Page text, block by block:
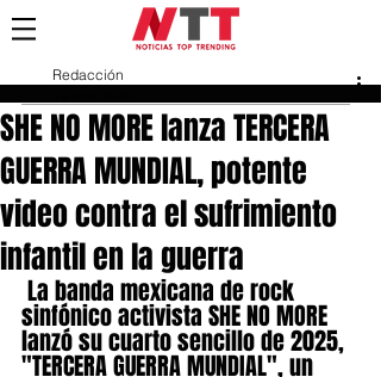
SHE NO MORE lanza TERCERA
GUERRA MUNDIAL, potente
video contra el sufrimiento
infantil en la guerra
Redacción
La banda mexicana de rock
sinfónico activista SHE NO MORE
lanzó su cuarto sencillo de 2025,
"TERCERA GUERRA MUNDIAL", un